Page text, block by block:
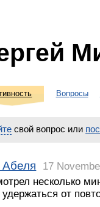
Вопросы
свой вопрос или
17
несколько
удержаться от